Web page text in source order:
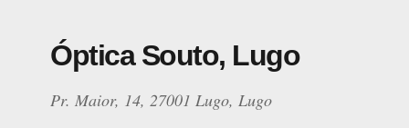
Óptica Souto, Lugo
Pr. Maior, 14, 27001 Lugo, Lugo